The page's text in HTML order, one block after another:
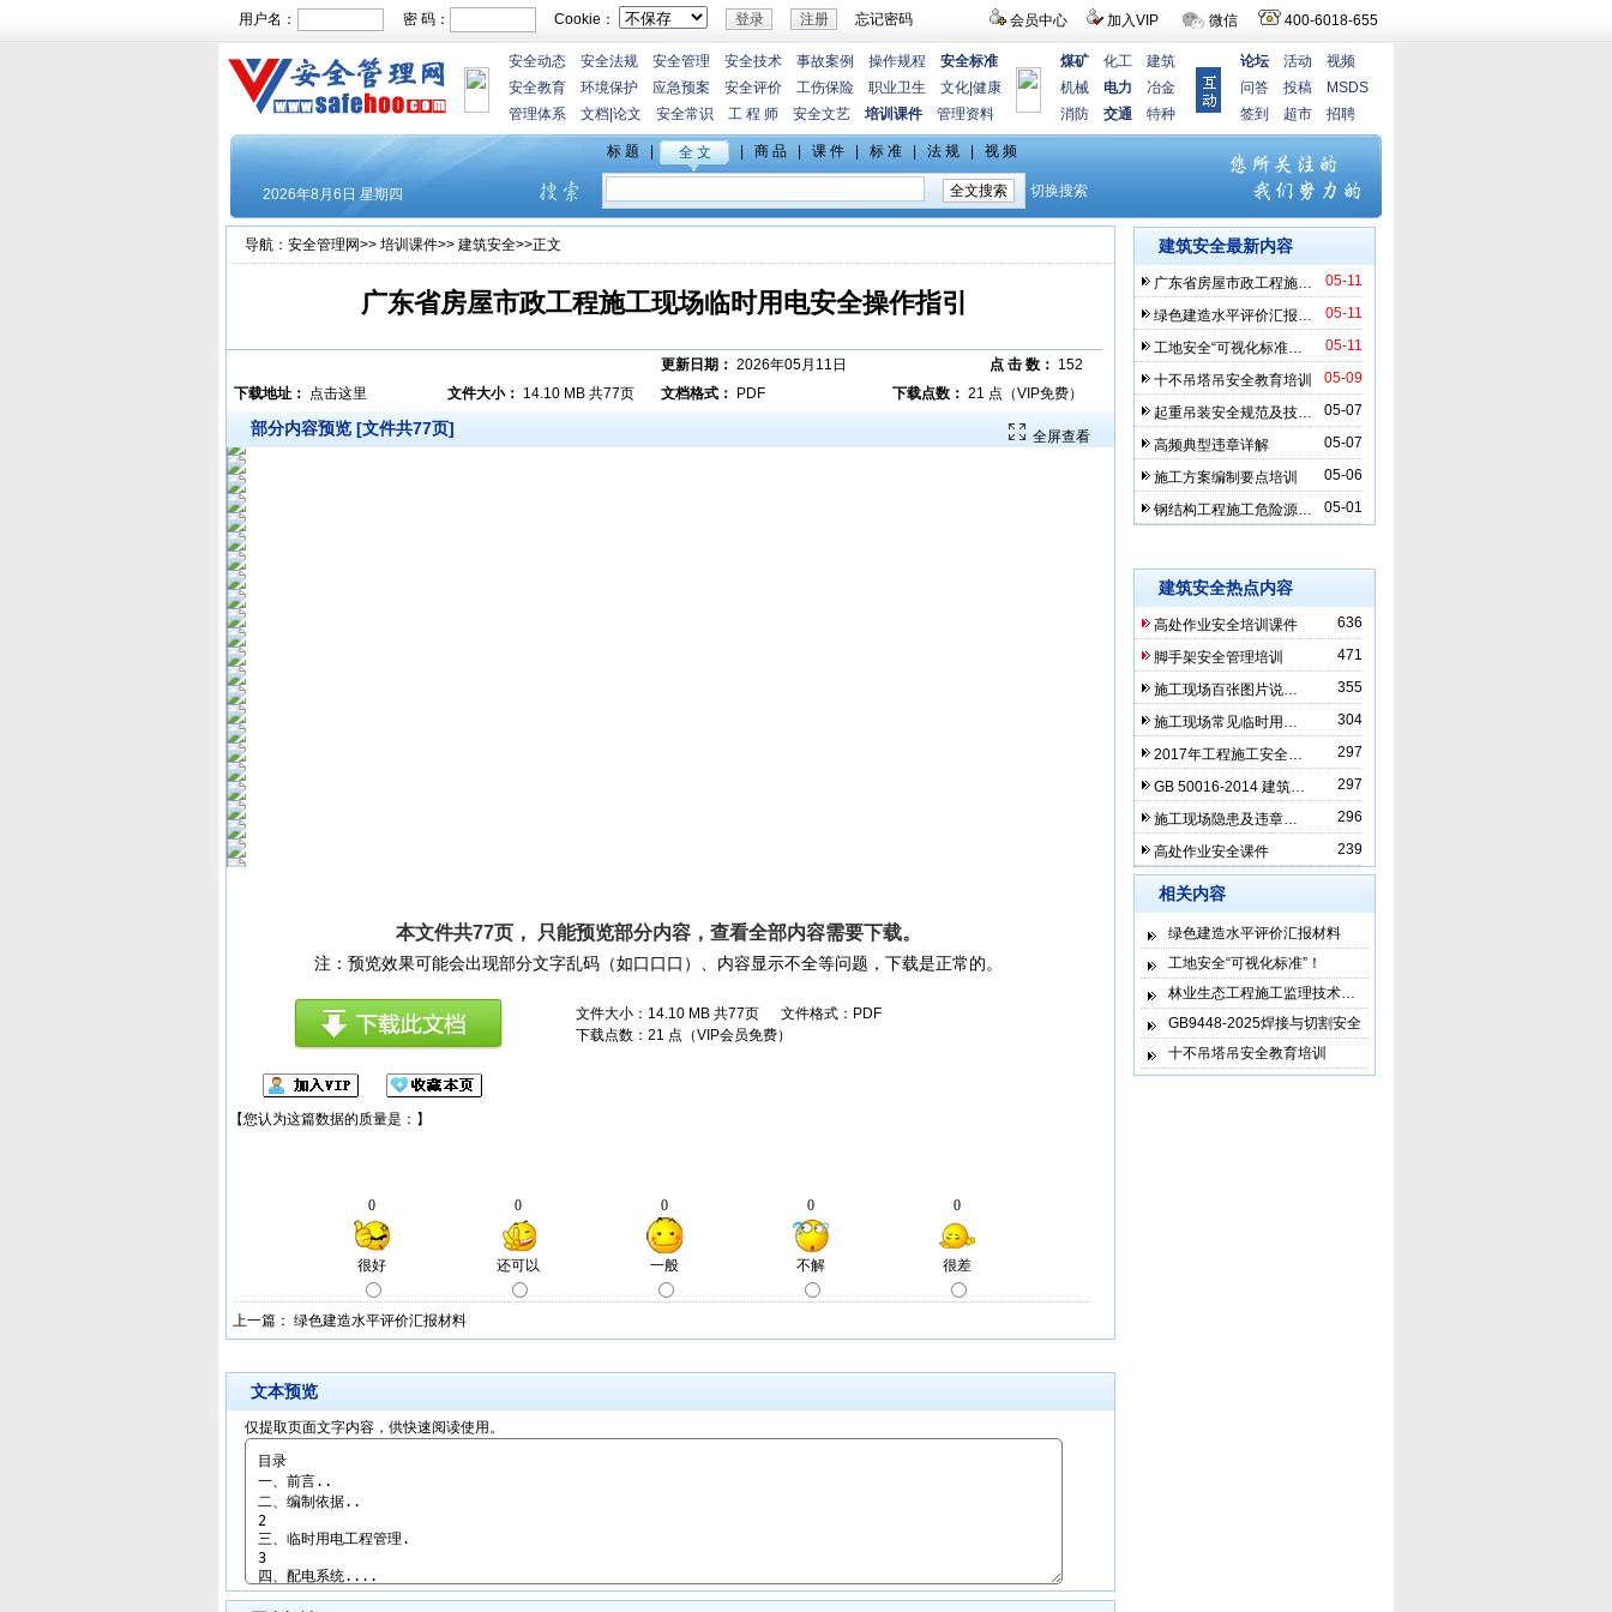
会员中心 加入VIP 微信 400-6018-655
用户名： 密 码： Cookie： 忘记密码
安全动态 安全法规 安全管理 安全技术 事故案例 操作规程
安全标准
安全教育
环境保护 应急预案 安全评价 工伤保险 职业卫生 文化 健康
管理体系
文档 论文 安全常识 工 程 师 安全文艺 培训课件 管理资料
煤矿 化工
建筑
机械
电力
冶金
消防
交通 特种
论坛 活动
视频
问答
投稿
MSDS
签到
超市 招聘
导航： 安全管理网>> 培训课件>> 建筑安全>>正文
广东省房屋市政工程施工现场临时用电安全操作指引
更新日期： 2026年05月11日 点 击 数： 152
下载地址：
点击这里 文件大小： 14.10 MB 共77页 文档格式： PDF 下载点数： 21 点（VIP免费）
全屏查看
部分内容预览 [文件共77页]
本文件共77页， 只能预览部分内容，查看全部内容需要下载。
注：预览效果可能会出现部分文字乱码（如口口口）、内容显示不全等问题，下载是正常的。
文件大小：14.10 MB 共77页 文件格式：PDF
下载点数：21 点（VIP会员免费）
上一篇： 绿色建造水平评价汇报材料
文本预览
仅提取页面文字内容，供快速阅读使用。
建筑安全最新内容
05-11
广东省房屋市政工程施…
05-11
绿色建造水平评价汇报…
05-11
工地安全“可视化标准…
05-09
十不吊塔吊安全教育培训
05-07
起重吊装安全规范及技…
05-07
高频典型违章详解
05-06
施工方案编制要点培训
05-01
钢结构工程施工危险源…
建筑安全热点内容
636
高处作业安全培训课件
471
脚手架安全管理培训
355
施工现场百张图片说…
304
施工现场常见临时用…
297
2017年工程施工安全…
297
GB 50016-2014 建筑…
296
施工现场隐患及违章…
239
高处作业安全课件
相关内容
绿色建造水平评价汇报材料
工地安全“可视化标准”！
林业生态工程施工监理技术…
GB9448-2025焊接与切割安全
十不吊塔吊安全教育培训